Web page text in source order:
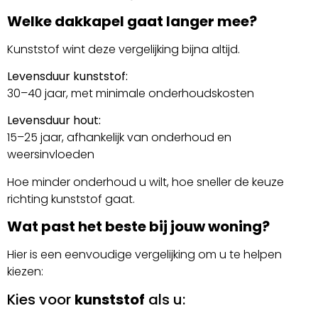
Welke dakkapel gaat langer mee?
Kunststof wint deze vergelijking bijna altijd.
Levensduur kunststof:
30–40 jaar, met minimale onderhoudskosten
Levensduur hout:
15–25 jaar, afhankelijk van onderhoud en
weersinvloeden
Hoe minder onderhoud u wilt, hoe sneller de keuze
richting kunststof gaat.
Wat past het beste bij jouw woning?
Hier is een eenvoudige vergelijking om u te helpen
kiezen:
Kies voor kunststof als u: